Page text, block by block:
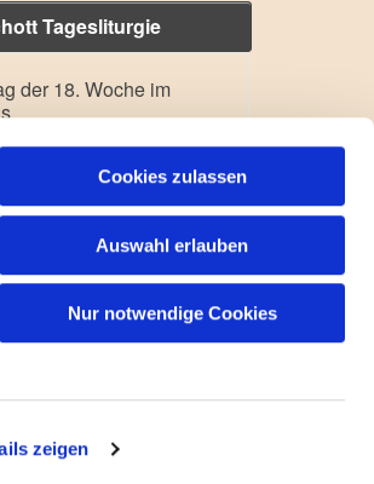
zeigen
Cookies zulassen
Auswahl erlauben
Nur notwendige Cookies
Tagesliturgie
der 18. Woche im
A II, Stb: II. Woche